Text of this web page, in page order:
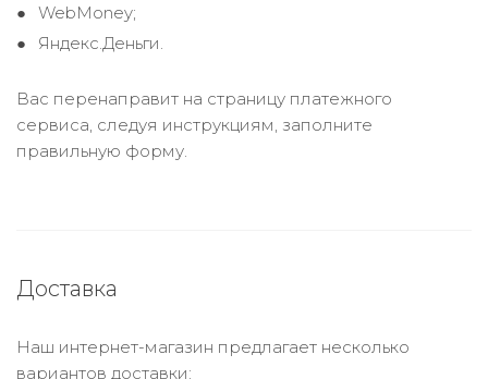
WebMoney;
Яндекс.Деньги.
Вас перенаправит на страницу платежного
сервиса, следуя инструкциям, заполните
правильную форму.
Доставка
Наш интернет-магазин предлагает несколько
вариантов доставки: